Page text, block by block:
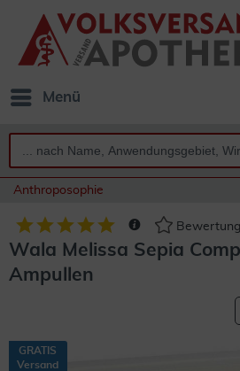
Menü
Anthroposophie
Wala Melissa Sepia
Ampullen
GRATIS
Versand